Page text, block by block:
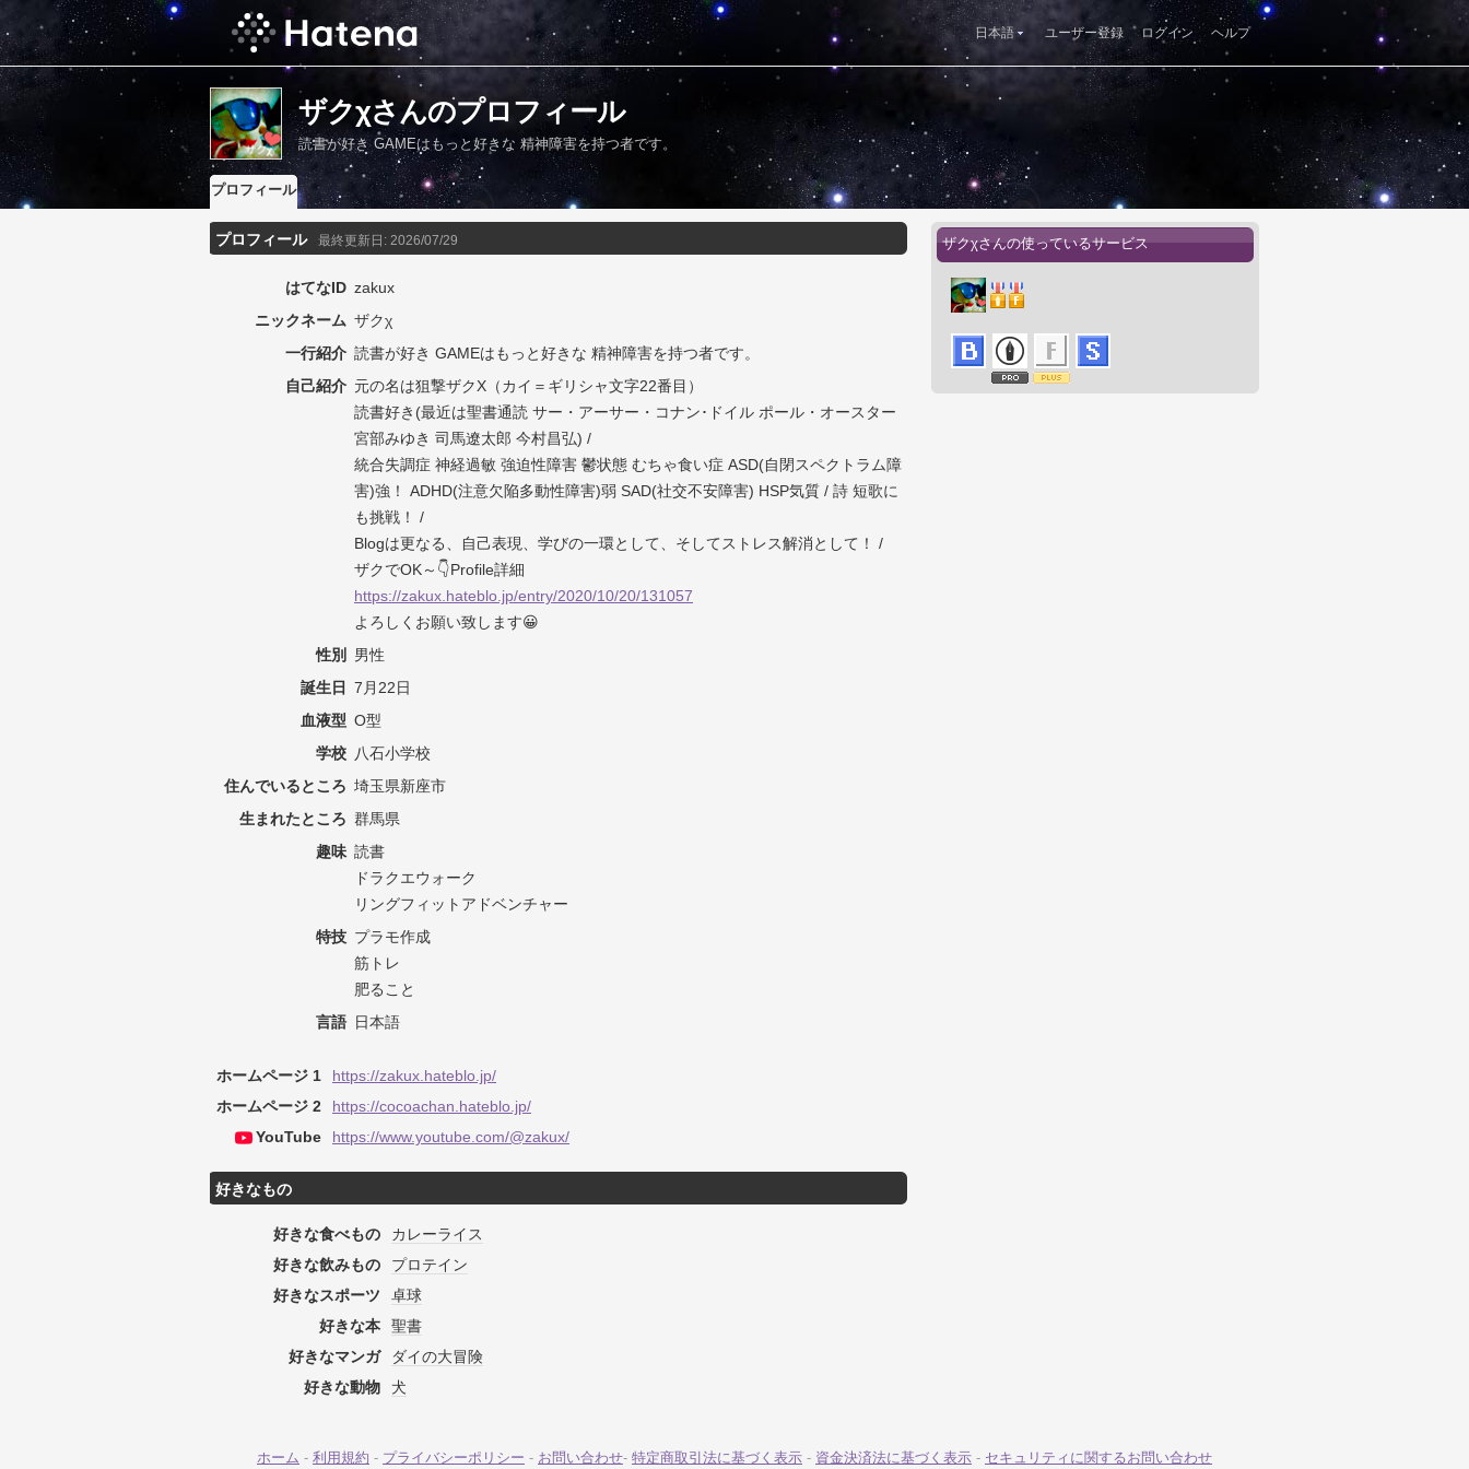
日本語 ユーザー登録 ログイン ヘルプ
ザクχさんのプロフィール
読書が好き GAMEはもっと好きな 精神障害を持つ者です。
プロフィール
プロフィール 最終更新日: 2026/07/29
はてなID zakux
ニックネーム ザクχ
一行紹介 読書が好き GAMEはもっと好きな 精神障害を持つ者です。
自己紹介 元の名は狙撃ザクΧ（カイ＝ギリシャ文字22番目）
読書好き(最近は聖書通読 サー・アーサー・コナン･ドイル ポール・オースター
宮部みゆき 司馬遼太郎 今村昌弘) /
統合失調症 神経過敏 強迫性障害 鬱状態 むちゃ食い症 ASD(自閉スペクトラム障
害)強！ ADHD(注意欠陥多動性障害)弱 SAD(社交不安障害) HSP気質 / 詩 短歌に
も挑戦！ /
Blogは更なる、自己表現、学びの一環として、そしてストレス解消として！ /
ザクでOK～👇Profile詳細
https://zakux.hateblo.jp/entry/2020/10/20/131057
よろしくお願い致します😀
性別
男性
誕生日
7月22日
血液型 O型
学校 八石小学校
住んでいるところ 埼玉県新座市
生まれたところ 群馬県
趣味 読書
ドラクエウォーク
リングフィットアドベンチャー
特技 プラモ作成
筋トレ
肥ること
言語 日本語
ホームページ 1
https://zakux.hateblo.jp/
ホームページ 2
https://cocoachan.hateblo.jp/
YouTube
https://www.youtube.com/@zakux/
好きなもの
好きな食べもの
カレーライス
好きな飲みもの
プロテイン
好きなスポーツ
卓球
好きな本
聖書
好きなマンガ
ダイの大冒険
好きな動物
犬
ザクχさんの使っているサービス
ホーム - 利用規約 - プライバシーポリシー - お問い合わせ- 特定商取引法に基づく表示 - 資金決済法に基づく表示 - セキュリティに関するお問い合わせ